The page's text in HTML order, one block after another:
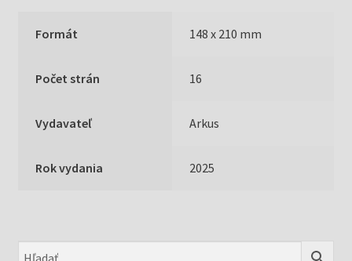
Formát 148 x 210 mm
Počet strán 16
Vydavateľ Arkus
Rok vydania 2025